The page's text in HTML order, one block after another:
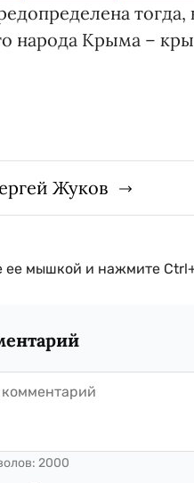
тогда,
народа Крыма –
Жуков
ее мышкой и нажмите
2000